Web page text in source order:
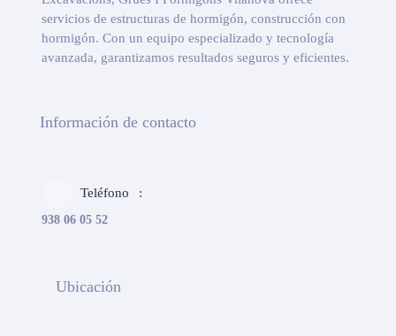
servicios de estructuras de hormigón, construcción con
hormigón. Con un equipo especializado y tecnología
avanzada, garantizamos resultados seguros y eficientes.
Información de contacto
Teléfono
938 06 05 52
Ubicación